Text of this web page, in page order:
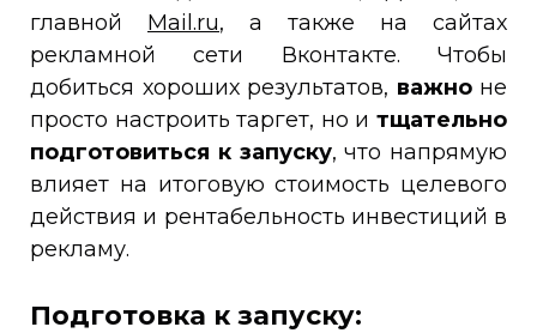
главной Mail.ru, а также на сайтах
рекламной сети Вконтакте. Чтобы
добиться хороших результатов, важноне
просто настроить таргет, но и тщательно
подготовиться к запуску, что напрямую
влияет на итоговую стоимость целевого
действия и рентабельность инвестиций в
рекламу.
Подготовка к запуску: